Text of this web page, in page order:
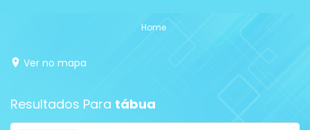
Home
Ver no mapa
Resultados Para tábua